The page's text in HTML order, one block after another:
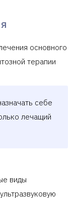
основного
терапии
себе
лечащий
виды